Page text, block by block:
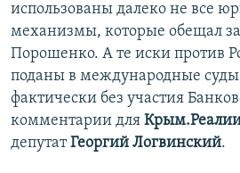
использованы далеко не все
механизмы, которые обещал
Порошенко. А те иски против
поданы в международные
фактически без участия
комментарии для
депутатГеоргий Логвинский.